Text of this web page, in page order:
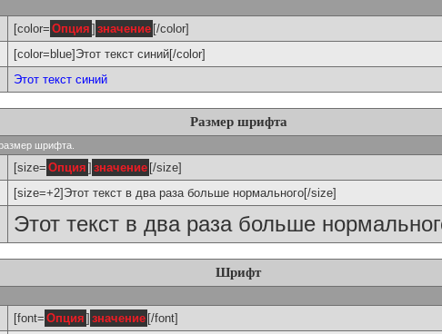
[color= Опция ] значение [/color]
[color=blue]Этот текст синий[/color]
Этот текст синий
Размер шрифта
шрифта.
[size= Опция ] значение [/size]
[size=+2]Этот текст в два раза больше нормального[/size]
Этот текст в два раза больше
Шрифт
[font= Опция ] значение [/font]